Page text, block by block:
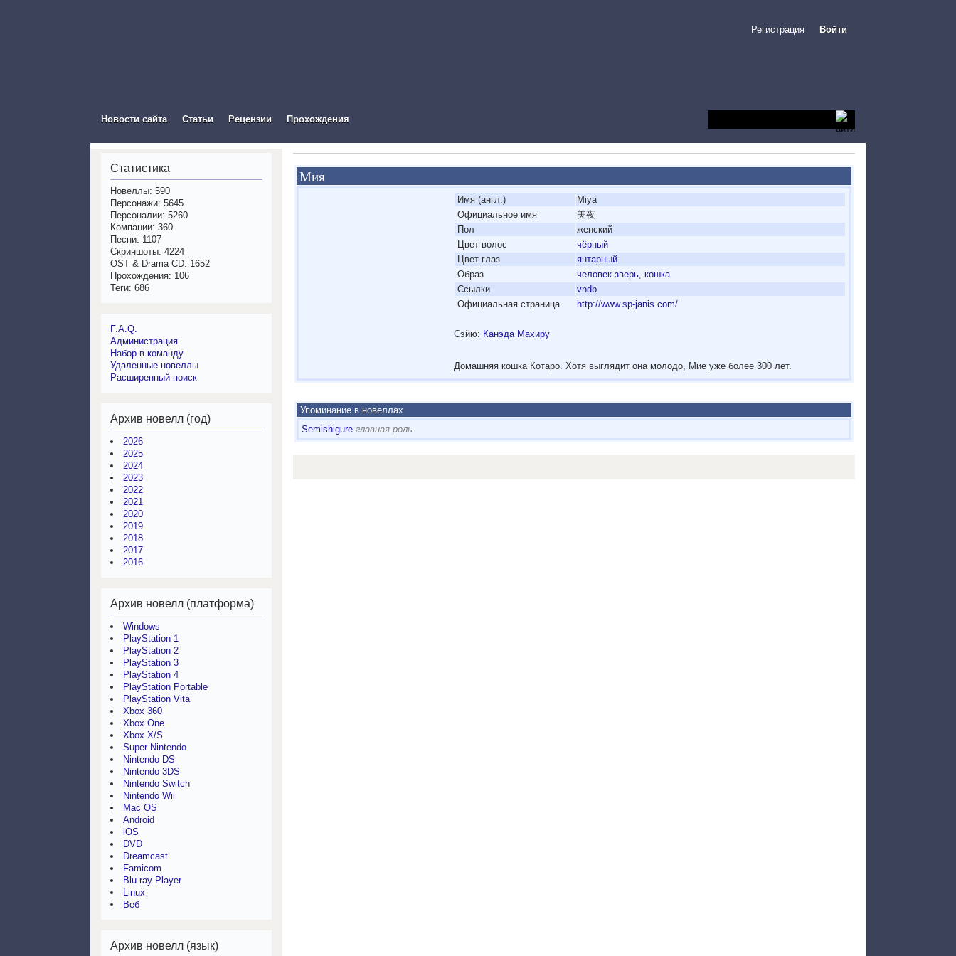
Регистрация Войти
Новости сайта Статьи Рецензии Прохождения
Мия
Имя (англ.)
Miya
Официальное имя
美夜
Пол
женский
Цвет волос
чёрный
Цвет глаз
янтарный
Образ человек-зверь, кошка
Ссылки
vndb
Официальная страница http://www.sp-janis.com/
Сэйю: Канэда Махиру
Домашняя кошка Котаро. Хотя выглядит она молодо, Мие уже более 300 лет.
Упоминание в новеллах
Semishigure главная роль
Статистика
Новеллы: 590
Персонажи: 5645
Персоналии: 5260
Компании: 360
Песни: 1107
Скриншоты: 4224
OST & Drama CD: 1652
Прохождения: 106
Теги: 686
F.A.Q.
Администрация
Набор в команду
Удаленные новеллы
Расширенный поиск
Архив новелл (год)
2026
2025
2024
2023
2022
2021
2020
2019
2018
2017
2016
Архив новелл (платформа)
Windows
PlayStation 1
PlayStation 2
PlayStation 3
PlayStation 4
PlayStation Portable
PlayStation Vita
Xbox 360
Xbox One
Xbox X/S
Super Nintendo
Nintendo DS
Nintendo 3DS
Nintendo Switch
Nintendo Wii
Mac OS
Android
iOS
DVD
Dreamcast
Famicom
Blu-ray Player
Linux
Веб
Архив новелл (язык)